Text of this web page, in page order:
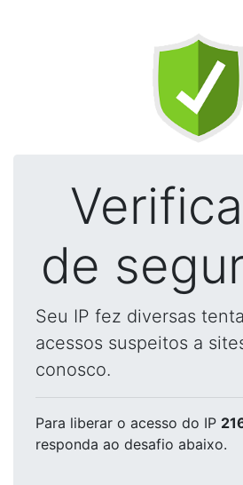
de
Seu IP fez diversas
acessos suspeitos a
conosco.
Para liberar o acesso do IP
responda ao desafio abaixo.